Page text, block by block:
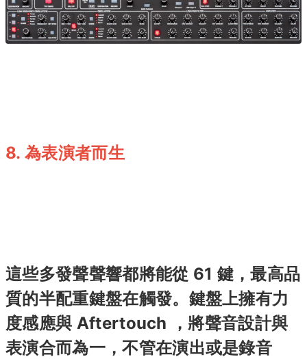
8. 為表演者而生
這些多發聲聲響都將能從 61 鍵，最高品
質的半配重鍵盤在觸發。鍵盤上擁有力
度感應與 Aftertouch ，將聲音設計與
表演合而為一，不管在演出或是錄音